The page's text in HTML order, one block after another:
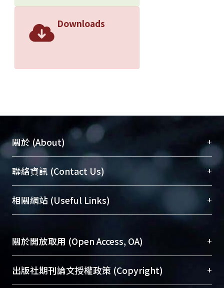
Downloads
關於 (About) +
臺大位居世界頂尖大學之列，為永久珍藏及向國際
展現本校豐碩的研究成果及學術能量，圖書館整合
機構典藏（NTUR）與學術庫（AH）不同功能平
台，成為臺大學術典藏NTU scholars。期能整合研
究能量、促進交流合作、保存學術產出、推廣研究
成果。
To permanently archive and promote researcher
profiles and scholarly works, Library integrates the
services of “NTU Repository” with “Academic
聯絡資訊 (Contact Us) +
總館學科館員(Main Library)
醫學圖書館學科館員(Medical Library)
(Social
Sciences Library)
相關網站 (Useful Links) +
關於開放取用 (Open Access, OA) +
開放取用是從使用者角度提升資訊取用性的社會運
動，應用在學術研究上是透過將研究著作公開供使
出版社期刊論文授權政策 (Copyright) +